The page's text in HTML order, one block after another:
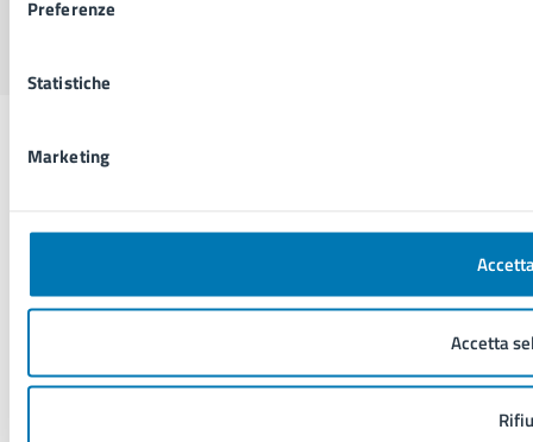
Preferenze
Statistiche
Marketing
Accetta